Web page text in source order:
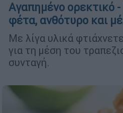
Αγαπημένο ορεκτικό
φέτα, ανθότυρο και
Με λίγα υλικά
για τη μέση του
συνταγή.